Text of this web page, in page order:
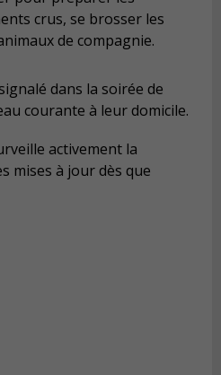
crus, se brosser les
de compagnie.
dans la soirée de
courante à leur domicile.
activement la
mises à jour dès que